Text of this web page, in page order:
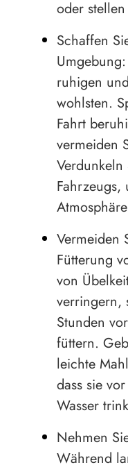
oder
Schaffen
ruhigen
wohlsten.
Fahrt
vermeiden
Vermeiden
Fütterung
von
verringern,
Stunden
füttern.
leichte
dass sie
Wasser
Nehmen
Während